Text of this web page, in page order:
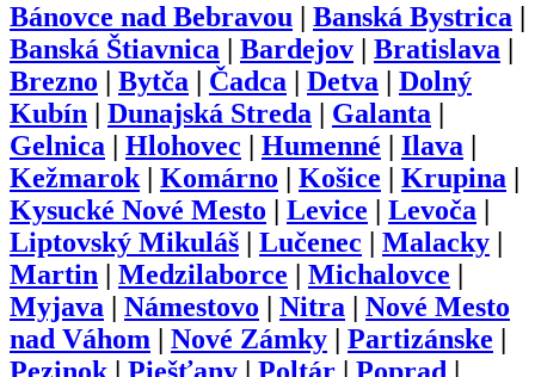
Bánovce nad Bebravou Banská Bystrica
Banská Štiavnica
Bardejov Bratislava
Brezno
Bytča Čadca Detva
Dolný
Kubín
Dunajská Streda Galanta
Gelnica
Hlohovec Humenné Ilava
Kežmarok| Komárno Košice Krupina
Kysucké Nové Mesto
Levice Levoča
Liptovský Mikuláš
Lučenec Malacky
Martin
Medzilaborce Michalovce
Myjava
Námestovo Nitra
Nové Mesto
nad Váhom
Nové Zámky Partizánske